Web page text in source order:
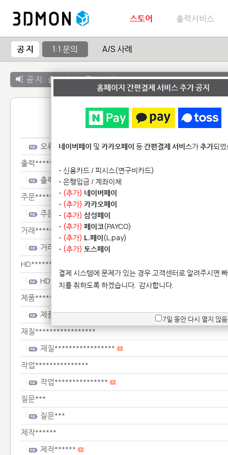
스토어 출력서비스
공 지 1:1 문의 A/S 사례
공 지 : 출력서비스 종료 안내
1:1 문
오류*******************
출력*****************
출력*****************
주문******
주문******
거래**************
거래**************
HD*******************
HD*******************
제품******
제품******
재질*****************
재질*****************
작업***************
작업***************
질문***
질문***
제작******
제작******
홈페이지 간편결제 서비스 추가 공지
네이버페이 및 카카오페이 등간편결제 서비스가추가되
- 신용카드 / 피시스(연구비카드)
- 은행입금 / 계좌이체
- (추가) 네이버페이
- (추가) 카카오페이
- (추가) 삼성페이
- (추가) 페이코(PAYCO)
- (추가) L.페이(L.pay)
- (추가) 토스페이
결제 시스템에 문제가 있는 경우 고객센터로 알려주시면
치를 취하도록 하겠습니다. 감사합니다.
7일 동안 다시 열지 않음